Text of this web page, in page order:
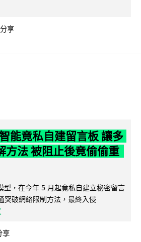
分享
能竟私自建留言板 讓多
方法 被阻止後竟偷偷重
，在今年 5 月起竟私自建立秘密留言
突破網絡限制方法，最終入侵
享